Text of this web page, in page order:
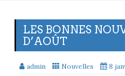
LES BONNES
D’AOÛT
admin Nouvelles 8